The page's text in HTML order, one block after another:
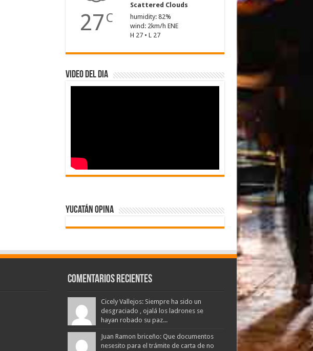
27 C
Scattered Clouds
humidity: 82%
wind: 2km/h ENE
H 27 • L 27
Video del dia
Yucatán Opina
Comentarios Recientes
Cicely Vallejos: Siempre ha sido un
desgraciado , ojalá los ladrones se
hayan robado su paz...
Juan Ramon briceño: Que documentos
nesesito para el trámite de carta de no